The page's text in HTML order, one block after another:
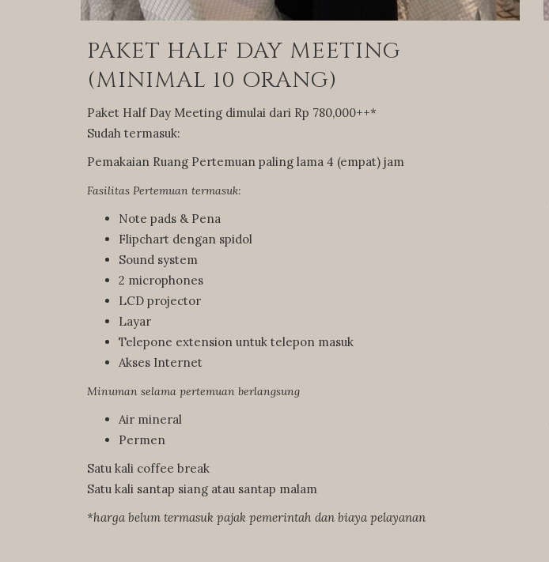
PAKET HALF DAY MEETING
(MINIMAL 10 ORANG)
Paket Half Day Meeting dimulai dari Rp 780,000++*
Sudah termasuk:
Pemakaian Ruang Pertemuan paling lama 4 (empat) jam
Fasilitas Pertemuan termasuk:
Note pads & Pena
Flipchart dengan spidol
Sound system
2 microphones
LCD projector
Layar
Telepone extension untuk telepon masuk
Akses Internet
Minuman selama pertemuan berlangsung
Air mineral
Permen
Satu kali coffee break
Satu kali santap siang atau santap malam
*harga belum termasuk pajak pemerintah dan biaya pelayanan